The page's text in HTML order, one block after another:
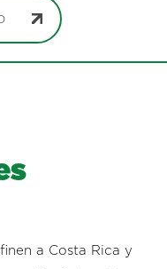
a Costa Rica y